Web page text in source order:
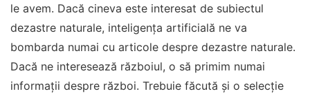
le avem. Dacă cineva este interesat de subiectul
dezastre naturale, inteligenţa artificială ne va
bombarda numai cu articole despre dezastre naturale.
Dacă ne interesează războiul, o să primim numai
informaţii despre război. Trebuie făcută şi o selecţie